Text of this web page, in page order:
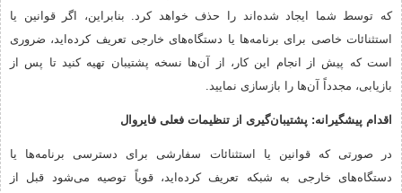
که توسط شما ایجاد شده‌اند را حذف خواهد کرد. بنابراین، اگر قوانین یا
استثنائات خاصی برای برنامه‌ها یا دستگاه‌های خارجی تعریف کرده‌اید، ضروری
است که پیش از انجام این کار، از آن‌ها نسخه پشتیبان تهیه کنید تا پس از
بازیابی، مجدداً آن‌ها را بازسازی نمایید.
اقدام پیشگیرانه: پشتیبان‌گیری از تنظیمات فعلی فایروال
در صورتی که قوانین یا استثنائات سفارشی برای دسترسی برنامه‌ها یا
دستگاه‌های خارجی به شبکه تعریف کرده‌اید، قویاً توصیه می‌شود قبل از